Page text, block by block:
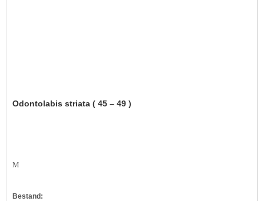
Odontolabis striata ( 45 – 49 )
M
Bestand: